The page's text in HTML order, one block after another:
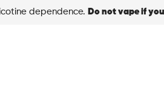
dependence. Do not vape if